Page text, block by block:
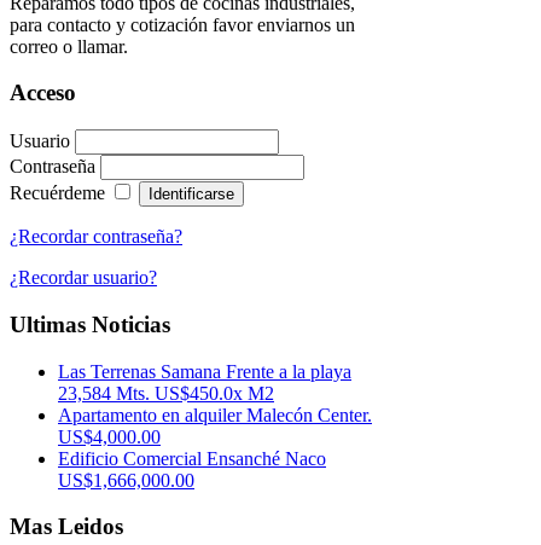
para contacto y cotización favor enviarnos un
correo o llamar.
Acceso
Usuario
Contraseña
Recuérdeme
¿Recordar contraseña?
¿Recordar usuario?
Ultimas Noticias
Las Terrenas Samana Frente a la playa
23,584 Mts. US$450.0x M2
Apartamento en alquiler Malecón Center.
US$4,000.00
Edificio Comercial Ensanché Naco
US$1,666,000.00
Mas Leidos